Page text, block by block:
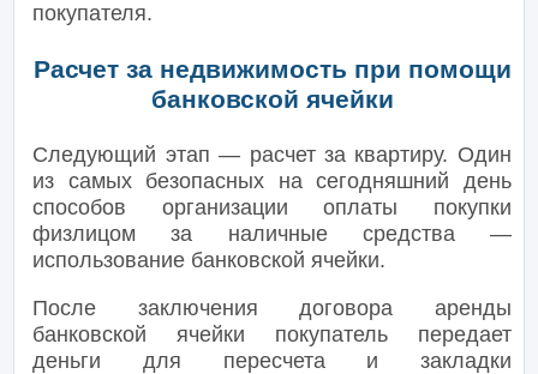
покупателя.
Расчет за недвижимость при помощи
банковской ячейки
Следующий этап — расчет за квартиру. Один
из самых безопасных на сегодняшний день
способов организации оплаты покупки
физлицом за наличные средства —
использование банковской ячейки.
После заключения договора аренды
банковской ячейки покупатель передает
деньги для пересчета и закладки